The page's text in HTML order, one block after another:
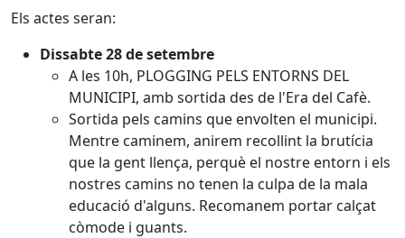
Els actes seran:
Dissabte 28 de setembre
A les 10h, PLOGGING PELS ENTORNS DEL
MUNICIPI, amb sortida des de l'Era del Cafè.
Sortida pels camins que envolten el municipi.
Mentre caminem, anirem recollint la brutícia
que la gent llença, perquè el nostre entorn i els
nostres camins no tenen la culpa de la mala
educació d'alguns. Recomanem portar calçat
còmode i guants.